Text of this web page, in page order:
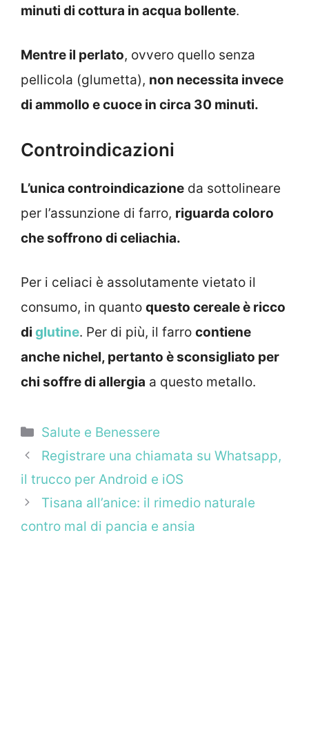
minuti di cottura in acqua bollente.
Mentre il perlato, ovvero quello senza
pellicola (glumetta), non necessita invece
di ammollo e cuoce in circa 30 minuti.
Controindicazioni
L’unica controindicazione da sottolineare
per l’assunzione di farro, riguarda coloro
che soffrono di celiachia.
Per i celiaci è assolutamente vietato il
consumo, in quanto questo cereale è ricco
di glutine. Per di più, il farro contiene
anche nichel, pertanto è sconsigliato per
chi soffre di allergia a questo metallo.
Categorie
Salute e Benessere
Registrare una chiamata su Whatsapp,
il trucco per Android e iOS
Tisana all’anice: il rimedio naturale
contro mal di pancia e ansia